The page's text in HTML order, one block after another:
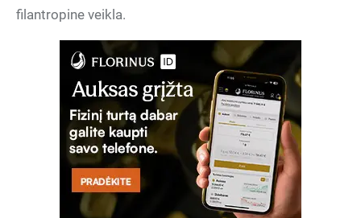
filantropine veikla.